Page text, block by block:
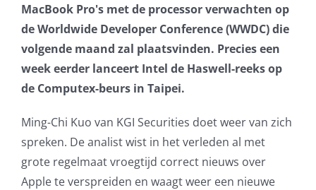
Microsoft NCE
AVG
Office365
Glasvezelverbindingen
Microsoft software licenties
MacBook Pro's met de processor verwachten op
de Worldwide Developer Conference (WWDC) die
volgende maand zal plaatsvinden. Precies een
week eerder lanceert Intel de Haswell-reeks op
de Computex-beurs in Taipei.
Ming-Chi Kuo van KGI Securities doet weer van zich
spreken. De analist wist in het verleden al met
grote regelmaat vroegtijd correct nieuws over
Apple te verspreiden en waagt weer een nieuwe